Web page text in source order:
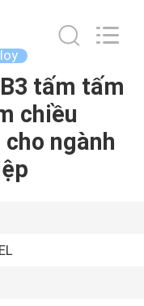
tấm tấm
chiều
ngành